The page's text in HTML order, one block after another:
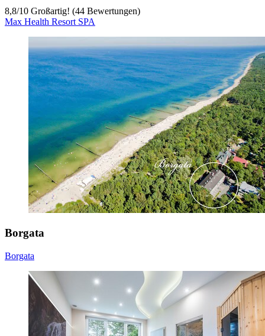
8,8/10 Großartig! (44 Bewertungen)
Max Health Resort SPA
Borgata
Borgata